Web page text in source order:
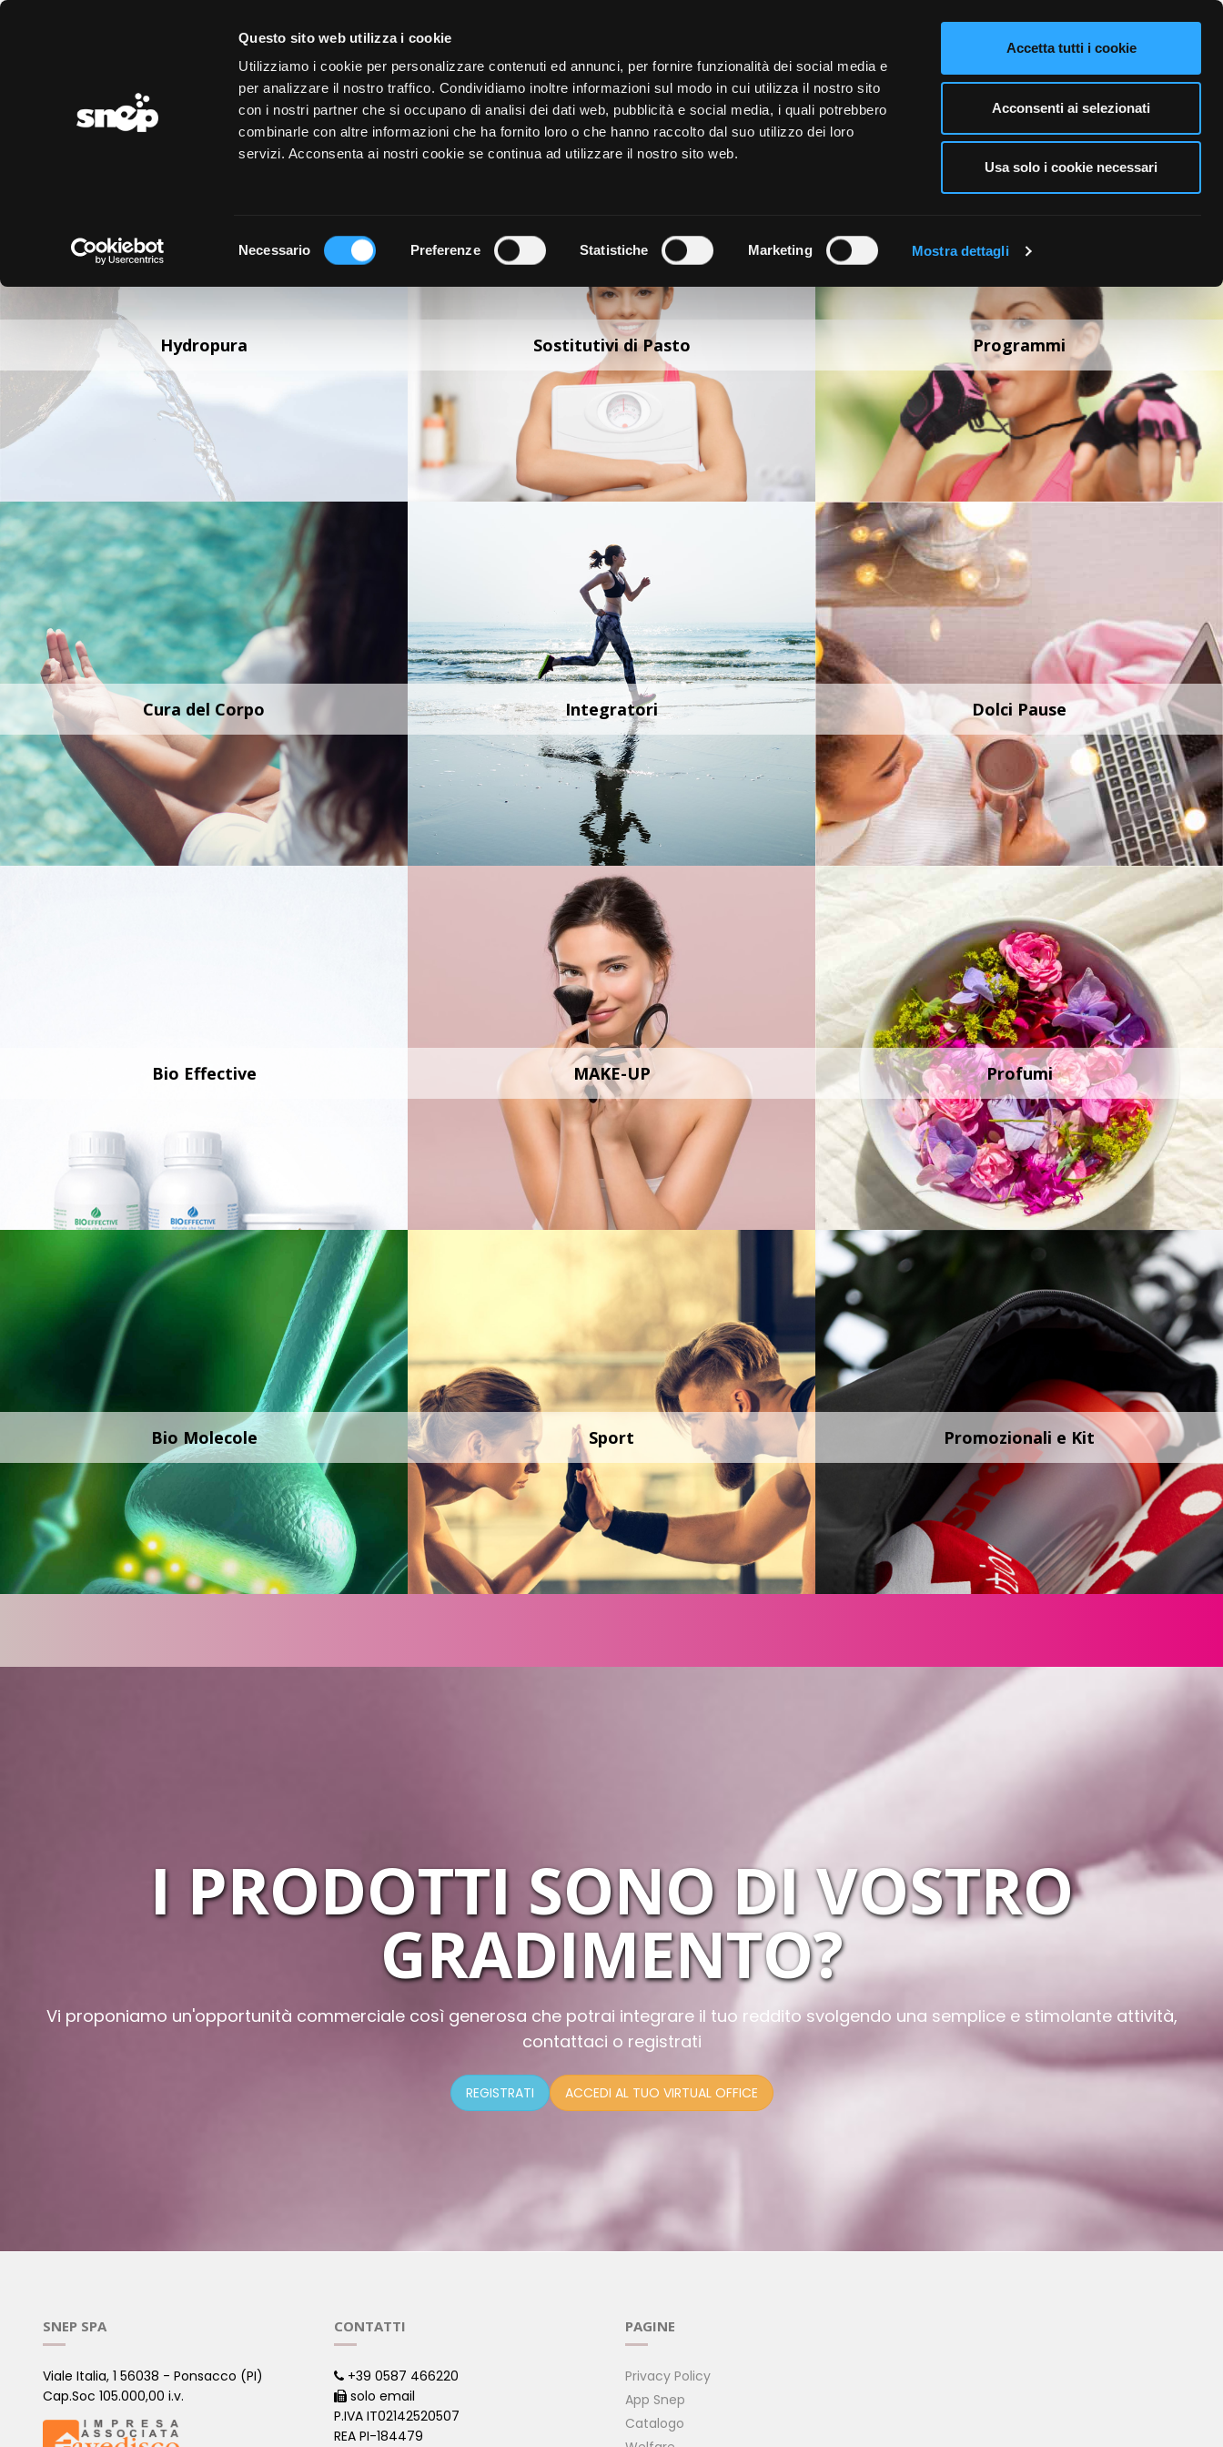
Questo sito web utilizza i cookie
Utilizziamo i cookie per personalizzare contenuti ed annunci, per fornire funzionalità dei social media e
per analizzare il nostro traffico. Condividiamo inoltre informazioni sul modo in cui utilizza il nostro sito
con i nostri partner che si occupano di analisi dei dati web, pubblicità e social media, i quali potrebbero
combinarle con altre informazioni che ha fornito loro o che hanno raccolto dal suo utilizzo dei loro
servizi. Acconsenta ai nostri cookie se continua ad utilizzare il nostro sito web.
Necessario Preferenze Statistiche Marketing Mostra dettagli
Accetta tutti i cookie
Acconsenti ai selezionati
Usa solo i cookie necessari
LINGUE
NAZIONE VENDITA
CONTATTI
NUTRIZIONE CURA DELLA PERSONA CURA DELL'AMBIENTE BUSINESS
Hydropura Sostitutivi di Pasto Programmi
Cura del Corpo Integratori Dolci Pause
Bio Effective MAKE-UP Profumi
Bio Molecole Sport Promozionali e Kit
I PRODOTTI SONO DI VOSTRO
GRADIMENTO?
Vi proponiamo un'opportunità commerciale così generosa che potrai integrare il tuo reddito svolgendo una semplice e stimolante attività,
contattaci o registrati
REGISTRATI ACCEDI AL TUO VIRTUAL OFFICE
SNEP SPA
Viale Italia, 1 56038 - Ponsacco (PI)
Cap.Soc 105.000,00 i.v.
CONTATTI
+39 0587 466220
solo email
P.IVA IT02142520507
REA PI-184479
PAGINE
Privacy Policy
App Snep
Catalogo